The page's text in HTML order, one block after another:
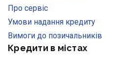
Про сервіс
Умови надання кредиту
Вимоги до позичальників
Кредити в містах